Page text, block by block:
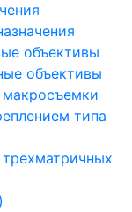
объективы
объективы
типа